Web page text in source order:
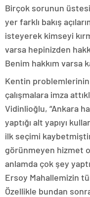
Birçok sorunun
yer farklı bakış
isteyerek kimseyi
varsa hepinizden
Benim hakkım varsa
Kentin
çalışmalara imza
Vidinlioğlu, “Ankara
yaptığı alt yapıyı
ilk seçimi
görünmeyen hizmet
anlamda çok şey
Ersoy Mahallemizin
Özellikle bundan